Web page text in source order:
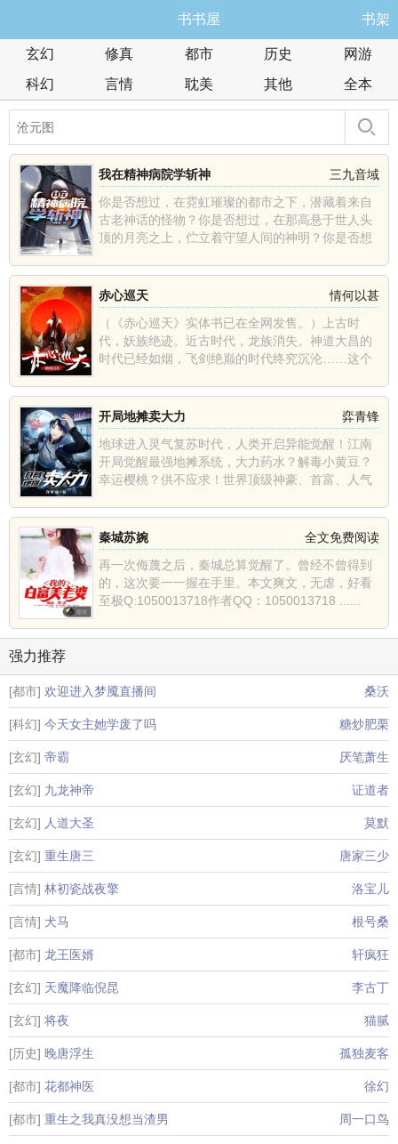
书书屋 书架
玄幻 修真 都市 历史
网游
科幻
言情 耽美 其他 全本
三九音域
我在精神病院学斩神
你是否想过，在霓虹璀璨的都市之下，潜藏着来自
古老神话的怪物？你是否想过，在那高悬于世人头
顶的月亮之上，伫立着守望人间的神明？你是否想
情何以甚
赤心巡天
（《赤心巡天》实体书已在全网发售。）上古时
代，妖族绝迹。近古时代，龙族消失。神道大昌的
时代已经如烟，飞剑绝巅的时代终究沉沦……这个
弈青锋
开局地摊卖大力
地球进入灵气复苏时代，人类开启异能觉醒！江南
开局觉醒最强地摊系统，大力药水？解毒小黄豆？
幸运樱桃？供不应求！世界顶级神豪、首富、人气
全文免费阅读
秦城苏婉
再一次侮蔑之后，秦城总算觉醒了。曾经不曾得到
的，这次要一一握在手里。本文爽文，无虐，好看
至极Q:1050013718作者QQ：1050013718 ......
强力推荐
[都市] 欢迎进入梦魇直播间 桑沃
[科幻] 今天女主她学废了吗 糖炒肥栗
[玄幻] 帝霸 厌笔萧生
[玄幻] 九龙神帝 证道者
[玄幻] 人道大圣 莫默
[玄幻] 重生唐三 唐家三少
[言情] 林初瓷战夜擎 洛宝儿
[言情] 犬马 根号桑
[都市] 龙王医婿 轩疯狂
[玄幻] 天魔降临倪昆 李古丁
[玄幻] 将夜 猫腻
[历史] 晚唐浮生 孤独麦客
[都市] 花都神医 徐幻
[都市] 重生之我真没想当渣男 周一口鸟